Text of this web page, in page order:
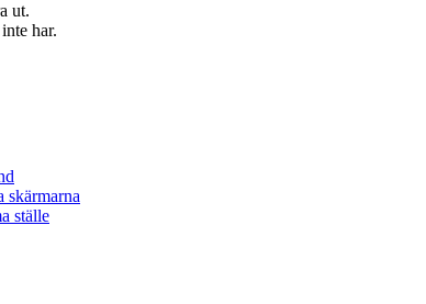
ut.
har.
skärmarna
ställe